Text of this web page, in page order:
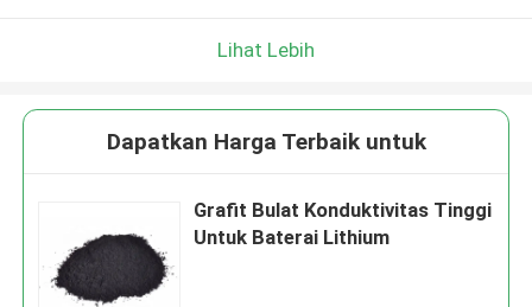
Lihat Lebih
Dapatkan Harga Terbaik untuk
Grafit Bulat Konduktivitas Tinggi
Untuk Baterai Lithium